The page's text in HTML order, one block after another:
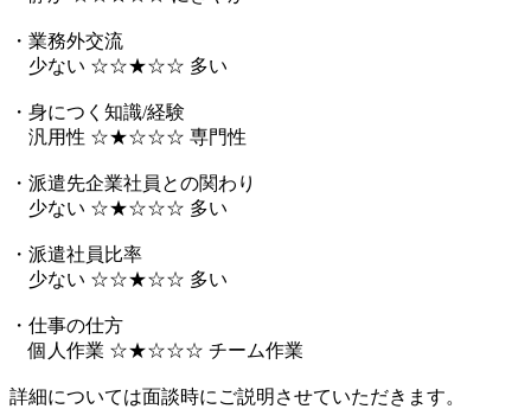
・業務外交流
少ない ☆☆★☆☆ 多い
・身につく知識/経験
汎用性 ☆★☆☆☆ 専門性
・派遣先企業社員との関わり
少ない ☆★☆☆☆ 多い
・派遣社員比率
少ない ☆☆★☆☆ 多い
・仕事の仕方
個人作業 ☆★☆☆☆ チーム作業
詳細については面談時にご説明させていただきます。